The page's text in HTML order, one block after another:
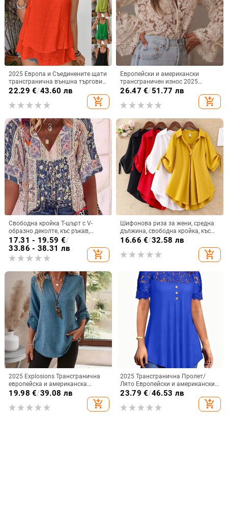
2025 Европа и Съединените щати
трансгранична външна търговия
нова жилетка с презрамка, без
ръкави, двуслойна тениска с
каишка и опашка
22.29 €/43.60 лв
add_shopping_cart
Европейски и американски
трансграничен износ 2025
японски и корейски износ за
жени K-стил нова изрязана
ежедневна дантелена риза
26.47 €/51.77 лв
add_shopping_cart
Свободна кройка T-шърт с V-
образно деколте, къс ръкав,
полиестер-еластанова смес и
дигитален печат
17.31 - 19.59 €/
33.86 - 38.31 лв
add_shopping_cart
Шифонова риза за жени, средна
дължина, свободна кройка, къс
ръкав, едноцветна, полиестер
16.66 €/32.58 лв
add_shopping_cart
2025 Explosions Трансгранична
европейска и американска
дамска модна ежедневна риза с
деветточков ръкав и назъбено V-
образно деколте за жени
19.98 €/39.08 лв
add_shopping_cart
2025 Трансгранична Пролет/
Лято Европейски и американски
Ново дамско облекло
Едноцветна дантелена тениска с
къс ръкав и кръгло деколте
23.79 €/46.53 лв
add_shopping_cart